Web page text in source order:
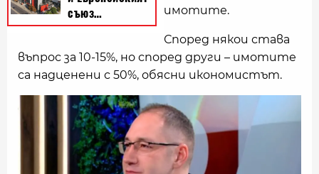
имотите.
Според някои става
въпрос за 10-15%, но според други – имотите
са надценени с 50%, обясни икономистът.